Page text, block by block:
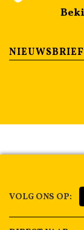
VOLG ONS OP: